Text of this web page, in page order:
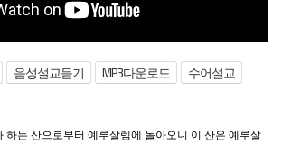
음성설교듣기 MP3다운로드 수어설교
하는 산으로부터 예루살렘에 돌아오니 이 산은 예루살